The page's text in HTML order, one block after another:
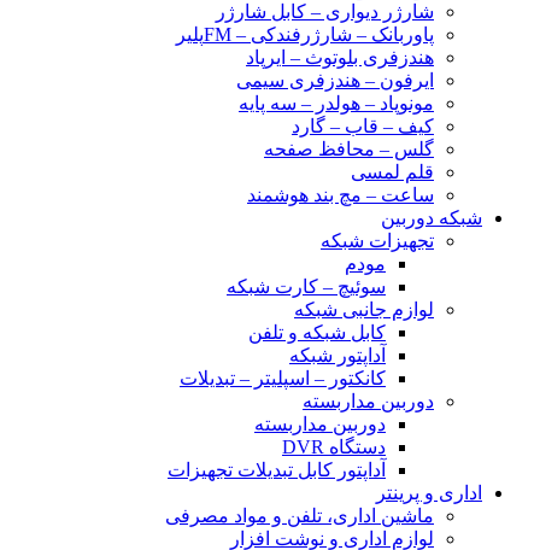
شارژر دیواری – کابل شارژر
پاوربانک – شارژرفندکی – FMپلیر
هندزفری بلوتوث – ایرپاد
ایرفون – هندزفری سیمی
مونوپاد – هولدر – سه پایه
کیف – قاب – گارد
گلس – محافظ صفحه
قلم لمسی
ساعت – مچ بند هوشمند
شبکه دوربین
تجهیزات شبکه
مودم
سوئیچ – کارت شبکه
لوازم جانبی شبکه
کابل شبکه و تلفن
آداپتور شبکه
کانکتور – اسپلیتر – تبدیلات
دوربین مداربسته
دوربین مداربسته
دستگاه DVR
آداپتور کابل تبدیلات تجهیزات
اداری و پرینتر
ماشین اداری، تلفن و مواد مصرفی
لوازم اداری و نوشت افزار